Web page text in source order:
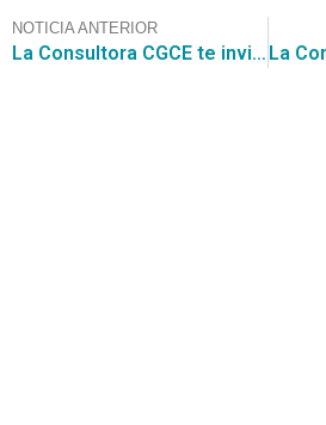
NOTICIA ANTERIOR
La Consultora CGCE te invita a aprovechar esta oportunidad y maximizar tu éxito. Participa en la licitación Servicio de aseo para edificios institucionales, con un valor estimado de $2.570.000.000.-